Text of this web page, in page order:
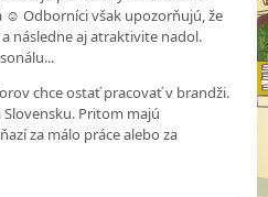
☺ Odborníci však upozorňujú, že
následne aj atraktivite nadol.
chce ostať pracovať v brandži.
Pritom majú
za málo práce alebo za